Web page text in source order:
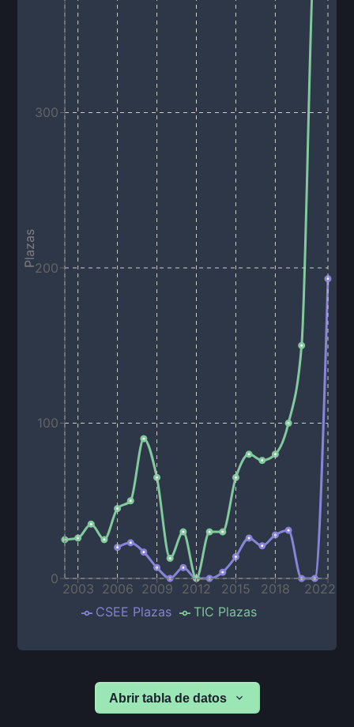
2003 2006 2009 2012 2015 2018 2022
0
100
200
300
Plazas
CSEE Plazas TIC Plazas
Abrir tabla de datos